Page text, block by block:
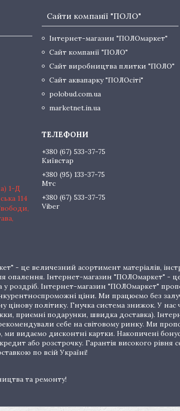
Сайти компанії "ПОЛО"
Інтернет-магазин "ПОЛОмаркет"
Сайт компанії "ПОЛО"
Сайт виробництва плитки "ПОЛО"
Сайт аквапарку "ПОЛОсіті"
polobud.com.ua
marketnet.in.ua
1-Д
114
+380 (67) 533-37-75
Київстар
+380 (95) 133-37-75
Мтс
+380 (67) 533-37-75
Viber
- це величезний асортимент матеріалів,
опалення. Інтернет-магазин "ПОЛОмаркет" -
у роздріб. Інтернет-магазин "ПОЛОмаркет"
ціни. Ми працюємо без
політику. Гнучка система знижок. У
приємні подарунки, швидка доставка).
себе на світовому ринку. Ми
ми видаємо дисконтні картки. Накопичені
або розстрочку. Гарантія високого
по всій Україні!
та ремонту!